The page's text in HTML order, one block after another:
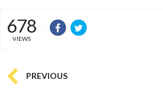
678
VIEWS
PREVIOUS